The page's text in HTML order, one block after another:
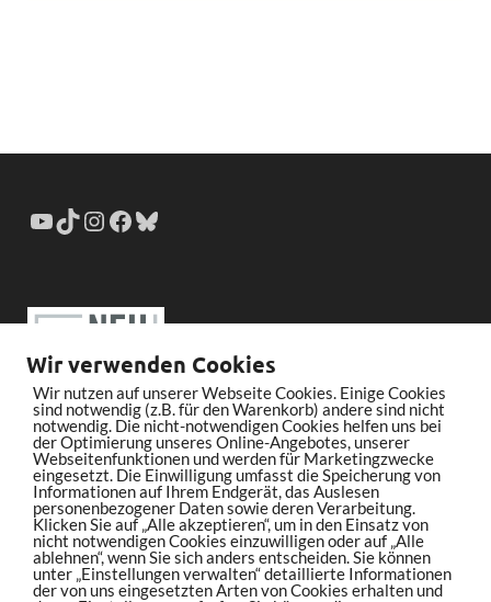
Wir verwenden Cookies
Wir nutzen auf unserer Webseite Cookies. Einige Cookies
sind notwendig (z.B. für den Warenkorb) andere sind nicht
notwendig. Die nicht-notwendigen Cookies helfen uns bei
der Optimierung unseres Online-Angebotes, unserer
Webseitenfunktionen und werden für Marketingzwecke
eingesetzt. Die Einwilligung umfasst die Speicherung von
Informationen auf Ihrem Endgerät, das Auslesen
personenbezogener Daten sowie deren Verarbeitung.
Klicken Sie auf „Alle akzeptieren“, um in den Einsatz von
nicht notwendigen Cookies einzuwilligen oder auf „Alle
ablehnen“, wenn Sie sich anders entscheiden. Sie können
unter „Einstellungen verwalten“ detaillierte Informationen
der von uns eingesetzten Arten von Cookies erhalten und